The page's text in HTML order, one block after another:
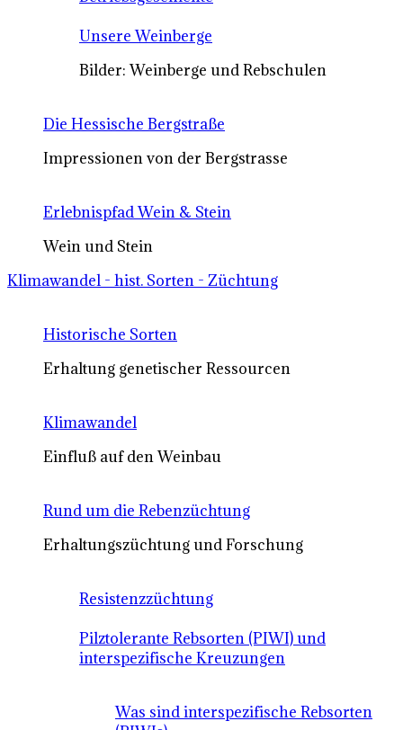
Unsere Weinberge
Bilder: Weinberge und Rebschulen
Die Hessische Bergstraße
Impressionen von der Bergstrasse
Erlebnispfad Wein & Stein
Wein und Stein
Klimawandel - hist. Sorten - Züchtung
Historische Sorten
Erhaltung genetischer Ressourcen
Klimawandel
Einfluß auf den Weinbau
Rund um die Rebenzüchtung
Erhaltungszüchtung und Forschung
Resistenzzüchtung
Pilztolerante Rebsorten (PIWI) und
interspezifische Kreuzungen
Was sind interspezifische Rebsorten